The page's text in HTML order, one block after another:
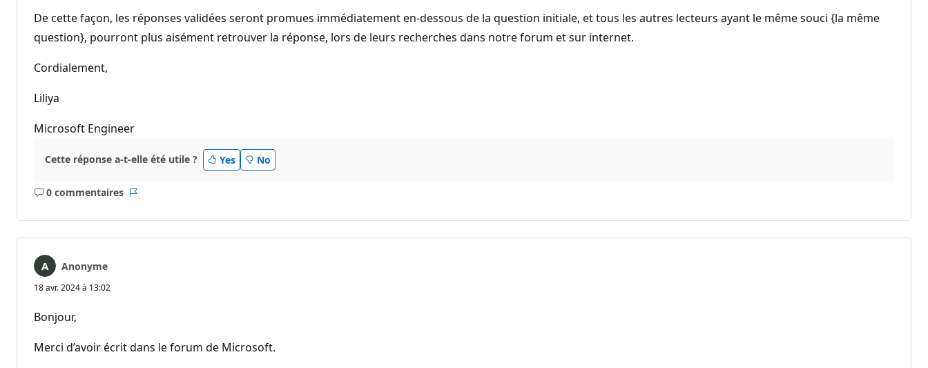
De cette façon, les réponses validées seront promues immédiatement en-dessous de la question initiale, et tous les autres lecteurs ayant le même souci {la même
question}, pourront plus aisément retrouver la réponse, lors de leurs recherches dans notre forum et sur internet.
Cordialement,
Liliya
Microsoft Engineer
Cette réponse a-t-elle été utile ? Yes No
0 commentaires
Aucun
Anonyme
18 avr. 2024 à 13:02
Bonjour,
Merci d’avoir écrit dans le forum de Microsoft.